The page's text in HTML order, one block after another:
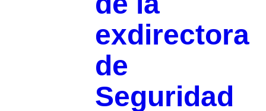
exdirectora
de
Seguridad